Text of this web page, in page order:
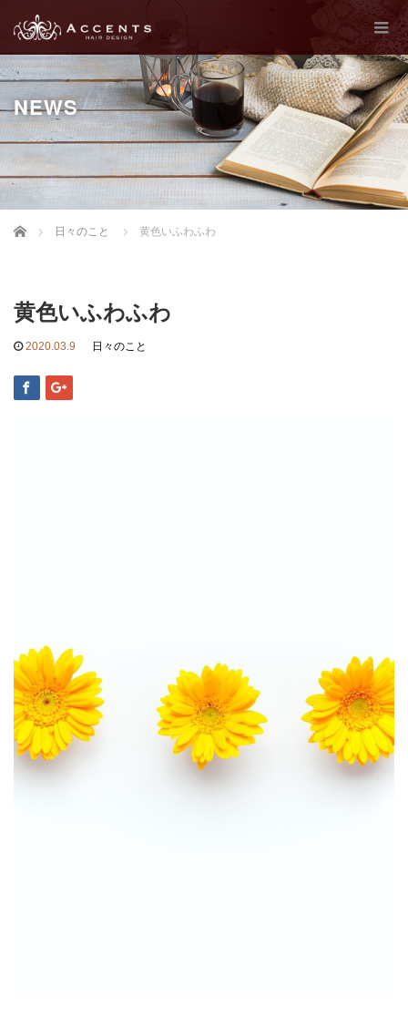
NEWS
Home 日々のこと 黄色いふわふわ
黄色いふわふわ
2020.03.9 日々のこと